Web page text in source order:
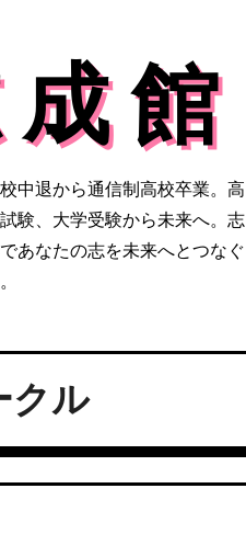
館
中退から通信制高校卒業。高
験、大学受験から未来へ。志
あなたの志を未来へとつなぐ
クル